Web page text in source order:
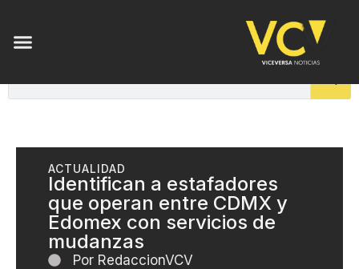
ACTUALIDAD
Identifican a estafadores
que operan entre CDMX y
Edomex con servicios de
mudanzas
Por RedaccionVCV